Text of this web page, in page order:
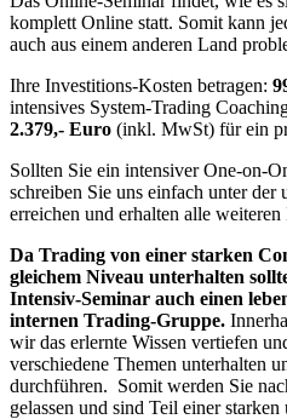
komplett Online statt. Somit kann
auch aus einem anderen Land
Ihre Investitions-Kosten betragen:
intensives System-Trading
2.379,- Euro (inkl. MwSt) für ein
Sollten Sie ein intensiver One-on-
schreiben Sie uns einfach unter der
erreichen und erhalten alle
Da Trading von einer starken
gleichem Niveau unterhalten
Intensiv-Seminar auch einen
internen Trading-Gruppe.
wir das erlernte Wissen vertiefen
verschiedene Themen unterhalten
durchführen. Somit werden Sie
gelassen und sind Teil einer